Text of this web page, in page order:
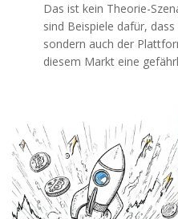
Das ist kein Theorie-
sind Beispiele dafür,
sondern auch der
diesem Markt eine